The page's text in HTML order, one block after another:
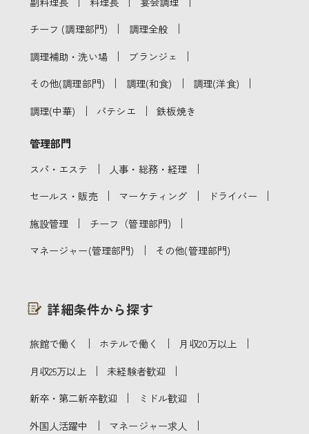
チーフ (調理部門) ｜ 調理全般 ｜
調理補助・洗い場 ｜ ブランジェ ｜
その他(調理部門) ｜ 調理(和食) ｜ 調理(洋食) ｜
調理(中華) ｜ パテシエ ｜ 鉄板焼き
管理部門
スパ・エステ ｜ 人事・総務・経理 ｜
セールス・販売 ｜ マーケティング ｜ ドライバー ｜
施設管理 ｜ チーフ（管理部門) ｜
マネージャー(管理部門) ｜ その他(管理部門)
詳細条件から探す
旅館で働く ｜ ホテルで働く ｜ 月収20万以上 ｜
月収25万以上 ｜ 未経験者歓迎 ｜
新卒・第二新卒歓迎 ｜ ミドル歓迎 ｜
外国人活躍中 ｜ マネージャー求人 ｜